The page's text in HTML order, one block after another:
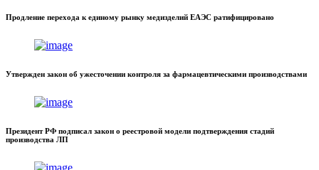
Продление перехода к единому рынку медизделий ЕАЭС ратифицировано
Утвержден закон об ужесточении контроля за фармацевтическими производствами
Президент РФ подписал закон о реестровой модели подтверждения стадий
производства ЛП